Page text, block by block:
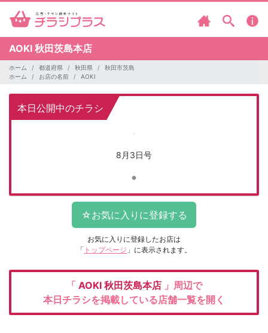
AOKI 秋田茨島本店
ホーム 都道府県 秋田県
秋田市茨島
ホーム
お店の名前 AOKI
本日公開中のチラシ
8月3日号
お気に入りに登録したお店は
「 トップページ 」に表示されます。
「 AOKI 秋田茨島本店 」周辺で
本日チラシを掲載している店舗一覧を開く